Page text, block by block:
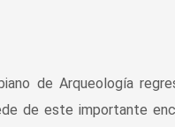
de Arqueología
de este importante